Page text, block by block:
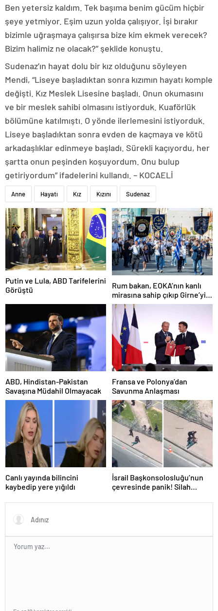
Ben yetersiz kaldım. Tek başıma benim gücüm hiçbir
şeye yetmiyor. Eşim uzun yolda çalışıyor. İşi bırakır
bizimle uğraşmaya çalışırsa bize kim ekmek verecek?
Bizim halimiz ne olacak?” şeklide konuştu.
Sudenaz’ın hayat dolu bir kız olduğunu söyleyen
Mendi, “Liseye başladıktan sonra kızımın hayatı komple
değişti. Kız Meslek Lisesine başladı. Onun okumasını
ve bir meslek sahibi olmasını istiyorduk. Kuaförlük
bölümüne katılmıştı. O yönde ilerlemesini istiyorduk.
Liseye başladıktan sonra evden de kaçmaya ve kötü
arkadaşlıklar edinmeye başladı. Sürekli kaçıyordu, her
şartta onun peşinden koşuyordum. Onu bulup
getiriyordum” ifadelerini kullandı. – KOCAELİ
Anne Hayatı Kız Kızını Sudenaz
Putin ve Lula, ABD Tarifelerini
Görüştü
Rum bakan, EOKA’nın kanlı
mirasına sahip çıkıp Girne’yi
hedef gösterdi
ABD, Hindistan-Pakistan
Savaşına Müdahil Olmayacak
Fransa ve Polonya’dan
Savunma Anlaşması
Canlı yayında bilincini
kaybedip yere yığıldı
İsrail Başkonsolosluğu’nun
çevresinde panik! Silah
açıklama geldi